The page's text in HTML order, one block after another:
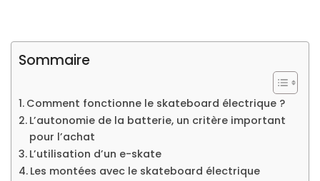
Sommaire
Comment fonctionne le skateboard électrique ?
L’autonomie de la batterie, un critère important
pour l’achat
L’utilisation d’un e-skate
Les montées avec le skateboard électrique